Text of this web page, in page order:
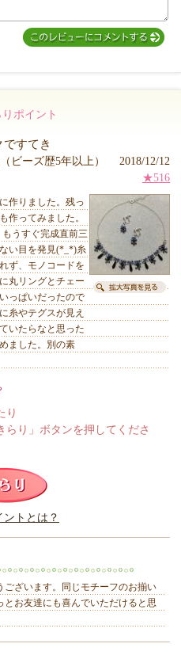
りポイント
ですてき
（ビーズ歴5年以上） 2018/12/12
★516
作りました。残っ
作ってみました。
うすぐ完成直前三
い目を発見(*_*)糸
ず、モノコードを
丸リングとチェー
っぱいだったので
糸やテグスが見え
いたらなと思った
ました。別の素
か？
り
り」ボタンを押してくださ
ントとは？
ざいます。同じモチーフのお揃い
お友達にも喜んでいただけると思